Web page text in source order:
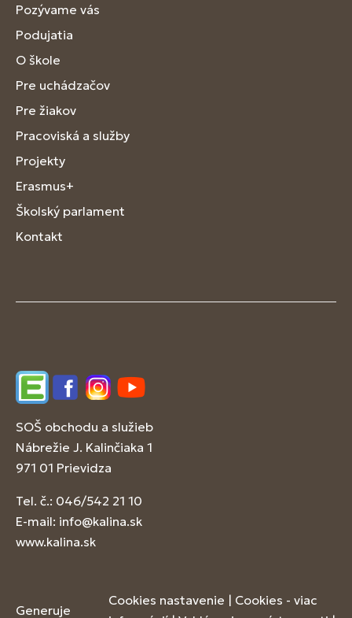
Pozývame vás
Podujatia
O škole
Pre uchádzačov
Pre žiakov
Pracoviská a služby
Projekty
Erasmus+
Školský parlament
Kontakt
EdupageFacebookInstagram
YouTube
SOŠ obchodu a služieb
Nábrežie J. Kalinčiaka 1
971 01 Prievidza
Tel. č.: 046/542 21 10
E-mail: info@kalina.sk
www.kalina.sk
Generuje
Cookies nastavenie | Cookies - viac